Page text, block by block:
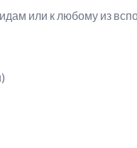
или к любому из